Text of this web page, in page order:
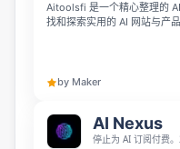
Aitoolsfi 是一个精心整理的
找和探索实用的 AI 网站与产
by Maker
AI Nexus
停止为 AI 订阅付费